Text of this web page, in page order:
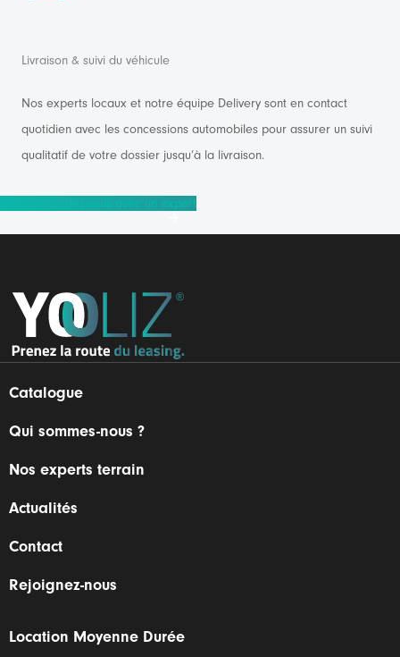
Livraison & suivi du véhicule
Nos experts locaux et notre équipe Delivery sont en contact
quotidien avec les concessions automobiles pour assurer un suivi
qualitatif de votre dossier jusqu’à la livraison.
Prendre rendez-vous avec un expert
Catalogue
Qui sommes-nous ?
Nos experts terrain
Actualités
Contact
Rejoignez-nous
Location Moyenne Durée